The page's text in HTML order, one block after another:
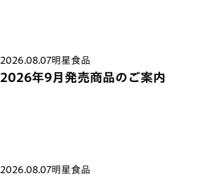
2026.08.07明星食品
2026年9月発売商品のご案内
2026.08.07明星食品